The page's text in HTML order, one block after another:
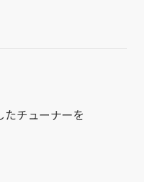
たチューナーを